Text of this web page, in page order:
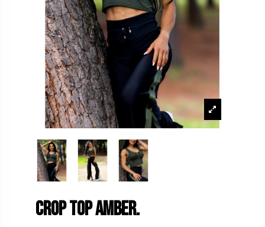
Crop Top Amber.